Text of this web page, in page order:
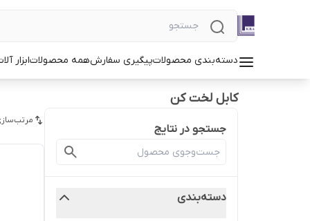
دسته‌بندی محصولاتپیگیری سفارشهمه محصولاتابزار
کابل لخت کن
جستجو در نتایج
دسته‌بندی